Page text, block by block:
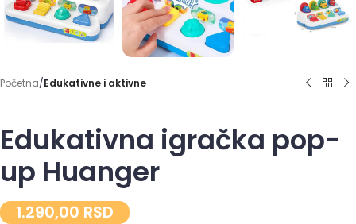
Početna Edukativne i aktivne
Edukativna igračka pop-
up Huanger
1.290,00 RSD